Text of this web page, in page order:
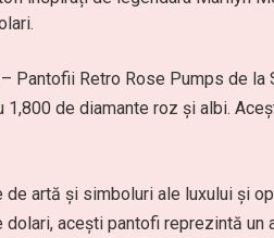
– Pantofii Retro Rose Pumps de la
de diamante roz și albi.
artă și simboluri ale luxului și
acești pantofi reprezintă